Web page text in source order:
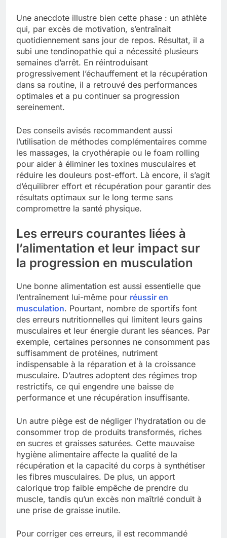
Une anecdote illustre bien cette phase : un athlète
qui, par excès de motivation, s’entraînait
quotidiennement sans jour de repos. Résultat, il a
subi une tendinopathie qui a nécessité plusieurs
semaines d’arrêt. En réintroduisant
progressivement l’échauffement et la récupération
dans sa routine, il a retrouvé des performances
optimales et a pu continuer sa progression
sereinement.
Des conseils avisés recommandent aussi
l’utilisation de méthodes complémentaires comme
les massages, la cryothérapie ou le foam rolling
pour aider à éliminer les toxines musculaires et
réduire les douleurs post-effort. Là encore, il s’agit
d’équilibrer effort et récupération pour garantir des
résultats optimaux sur le long terme sans
compromettre la santé physique.
Les erreurs courantes liées à
l’alimentation et leur impact sur
la progression en musculation
Une bonne alimentation est aussi essentielle que
l’entraînement lui-même pour réussir en
musculation. Pourtant, nombre de sportifs font
des erreurs nutritionnelles qui limitent leurs gains
musculaires et leur énergie durant les séances. Par
exemple, certaines personnes ne consomment pas
suffisamment de protéines, nutriment
indispensable à la réparation et à la croissance
musculaire. D’autres adoptent des régimes trop
restrictifs, ce qui engendre une baisse de
performance et une récupération insuffisante.
Un autre piège est de négliger l’hydratation ou de
consommer trop de produits transformés, riches
en sucres et graisses saturées. Cette mauvaise
hygiène alimentaire affecte la qualité de la
récupération et la capacité du corps à synthétiser
les fibres musculaires. De plus, un apport
calorique trop faible empêche de prendre du
muscle, tandis qu’un excès non maîtrlé conduit à
une prise de graisse inutile.
Pour corriger ces erreurs, il est recommandé